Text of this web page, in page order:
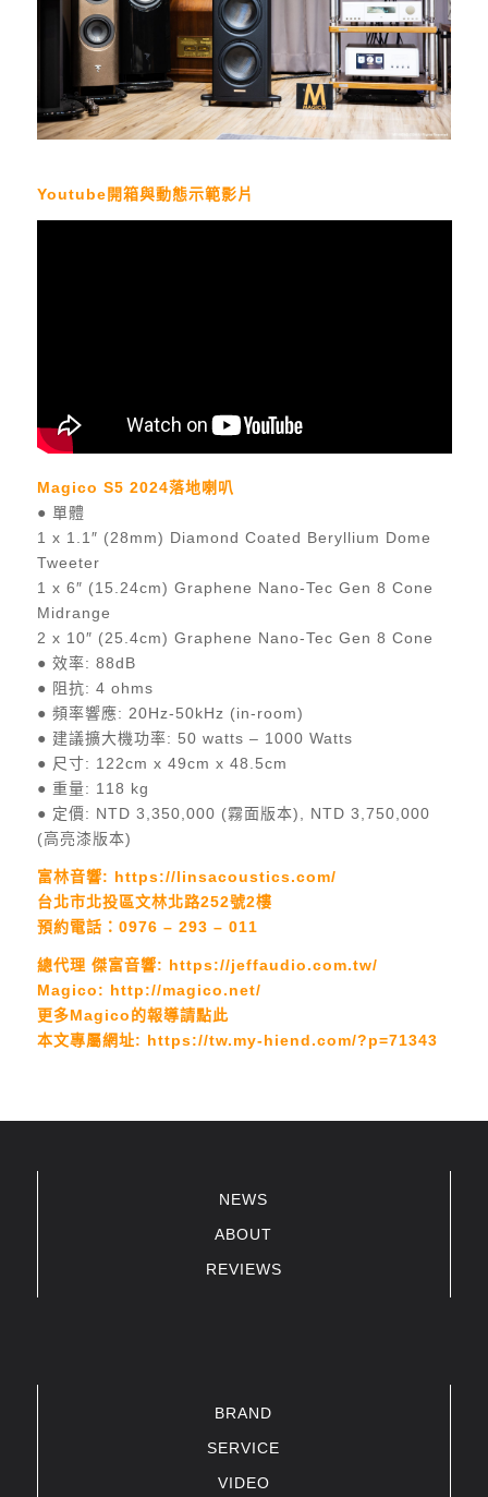
Youtube開箱與動態示範影片
Magico S5 2024落地喇叭
● 單體
1 x 1.1″ (28mm) Diamond Coated Beryllium Dome
Tweeter
1 x 6″ (15.24cm) Graphene Nano-Tec Gen 8 Cone
Midrange
2 x 10″ (25.4cm) Graphene Nano-Tec Gen 8 Cone
● 效率: 88dB
● 阻抗: 4 ohms
● 頻率響應: 20Hz-50kHz (in-room)
● 建議擴大機功率: 50 watts – 1000 Watts
● 尺寸: 122cm x 49cm x 48.5cm
● 重量: 118 kg
● 定價: NTD 3,350,000 (霧面版本), NTD 3,750,000
(高亮漆版本)
富林音響: https://linsacoustics.com/
台北市北投區文林北路252號2樓
預約電話：0976 – 293 – 011
總代理 傑富音響: https://jeffaudio.com.tw/
Magico: http://magico.net/
更多Magico的報導請點此
本文專屬網址: https://tw.my-hiend.com/?p=71343
NEWS
ABOUT
REVIEWS
BRAND
SERVICE
VIDEO